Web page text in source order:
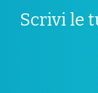
Scrivi le